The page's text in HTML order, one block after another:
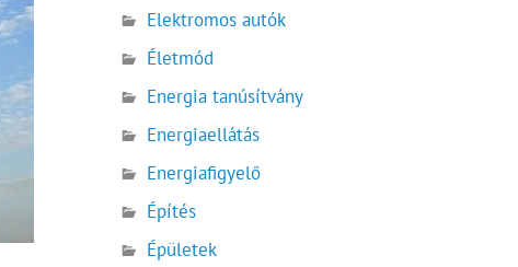
Elektromos autók
Életmód
Energia tanúsítvány
Energiaellátás
Energiafigyelő
Építés
Épületek